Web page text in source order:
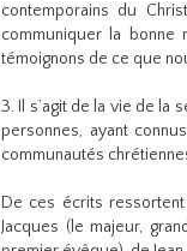
contemporains du
communiquer la
témoignons de ce que
3. Il s’agit de la vie de la
personnes, ayant
communautés
De ces écrits
Jacques (le majeur,